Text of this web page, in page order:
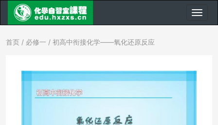
首页 / 必修一 / 初高中衔接化学——氧化还原反应